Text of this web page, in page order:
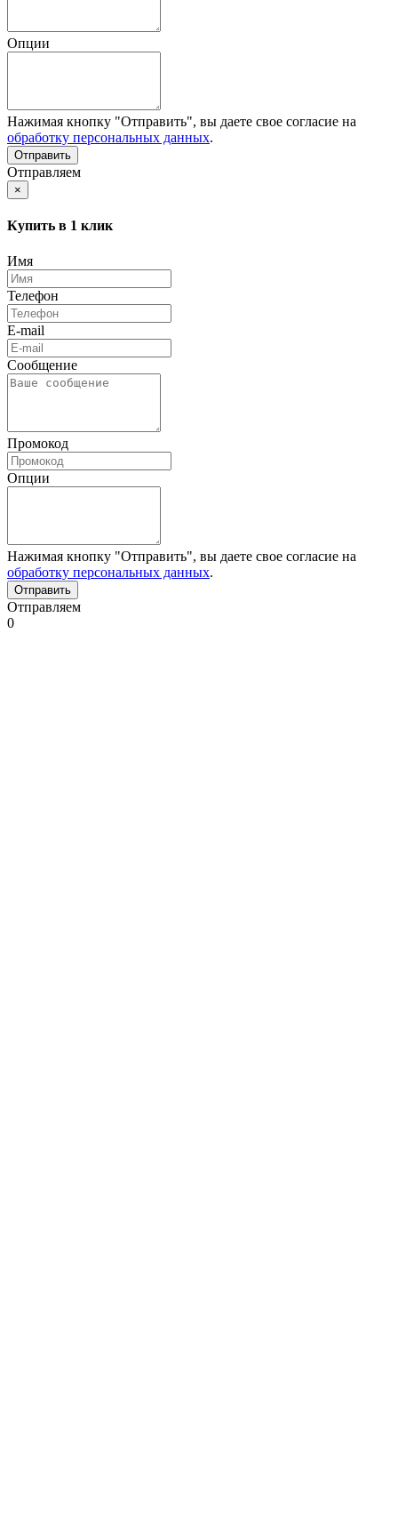
Опции
Нажимая кнопку "Отправить", вы даете свое согласие на
обработку персональных данных.
Отправляем
×
Купить в 1 клик
Имя
Телефон
E-mail
Сообщение
Промокод
Опции
Нажимая кнопку "Отправить", вы даете свое согласие на
обработку персональных данных.
Отправляем
0